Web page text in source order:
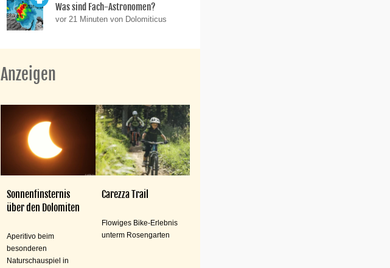
Was sind Fach-Astronomen?
vor 21 Minuten von Dolomiticus
Anzeigen
Sonnenfinsternis
über den Dolomiten
Aperitivo beim
besonderen
Naturschauspiel in
Carezza Trail
Flowiges Bike-Erlebnis
unterm Rosengarten